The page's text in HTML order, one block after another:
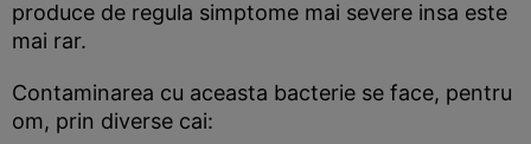
produce de regula simptome mai severe insa este
mai rar.
Contaminarea cu aceasta bacterie se face, pentru
om, prin diverse cai: